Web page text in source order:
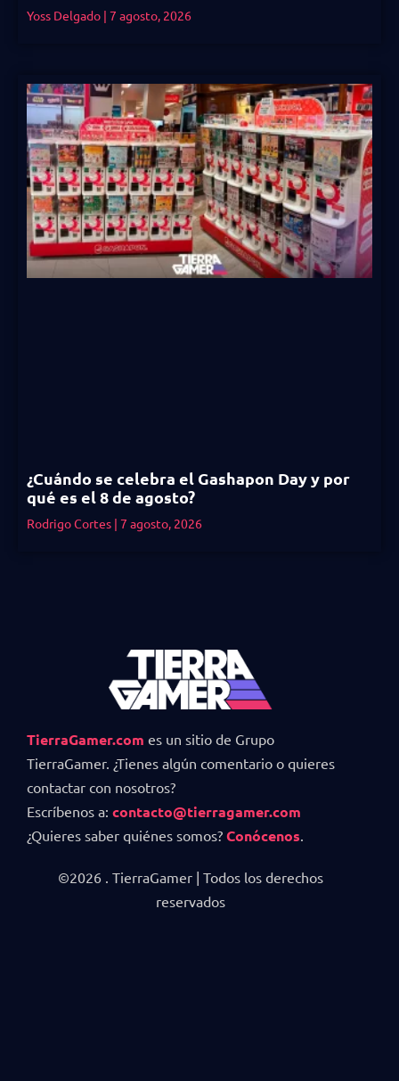
Yoss Delgado 7 agosto, 2026
¿Cuándo se celebra el Gashapon Day y por
qué es el 8 de agosto?
Rodrigo Cortes 7 agosto, 2026
TierraGamer.com es un sitio de Grupo
TierraGamer. ¿Tienes algún comentario o quieres
contactar con nosotros?
Escríbenos a: contacto@tierragamer.com
¿Quieres saber quiénes somos? Conócenos
©2026 . TierraGamer | Todos los derechos
reservados